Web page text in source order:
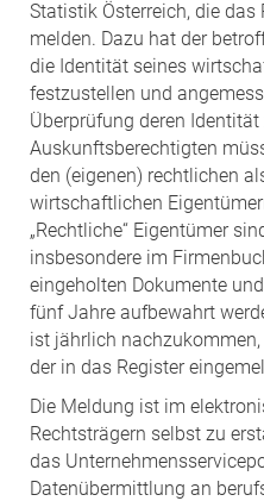
Statistik Österreich, die das
melden. Dazu hat der
die Identität seines
festzustellen und
Überprüfung deren
Auskunftsberechtigten
den (eigenen) rechtlichen
wirtschaftlichen
„Rechtliche“ Eigentümer
insbesondere im
eingeholten Dokumente
fünf Jahre aufbewahrt
ist jährlich
der in das Register
Die Meldung ist im
Rechtsträgern selbst zu
das
Datenübermittlung an